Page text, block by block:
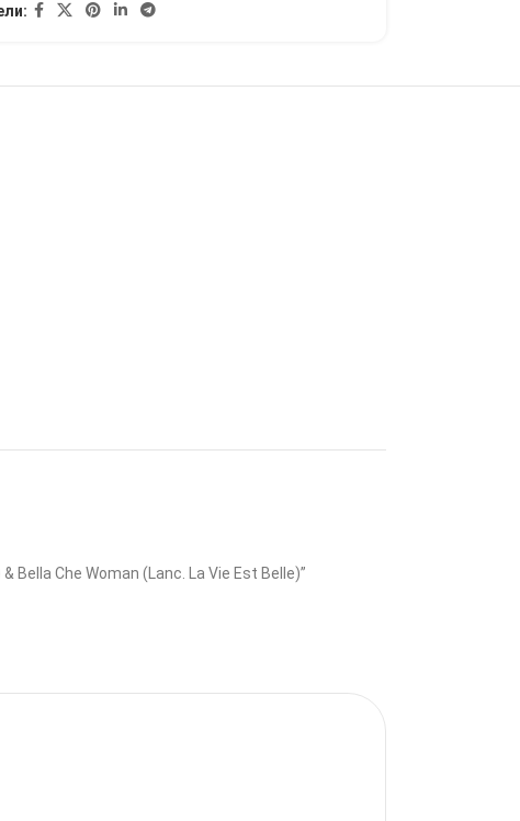
Bella Che Woman (Lanc. La Vie Est Belle)”